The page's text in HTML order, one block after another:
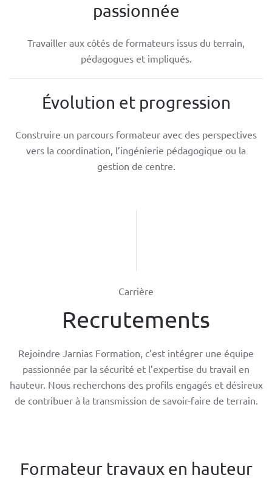
passionnée
Travailler aux côtés de formateurs issus du terrain,
pédagogues et impliqués.
Évolution et progression
Construire un parcours formateur avec des perspectives
vers la coordination, l’ingénierie pédagogique ou la
gestion de centre.
Carrière
Recrutements
Rejoindre Jarnias Formation, c’est intégrer une équipe
passionnée par la sécurité et l’expertise du travail en
hauteur. Nous recherchons des profils engagés et désireux
de contribuer à la transmission de savoir-faire de terrain.
Formateur travaux en hauteur